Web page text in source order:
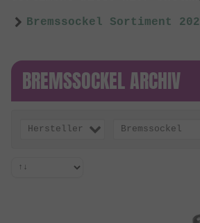
Bremssockel Sortiment
BREMSSOCKEL ARCHIV
Hersteller Bremssockel